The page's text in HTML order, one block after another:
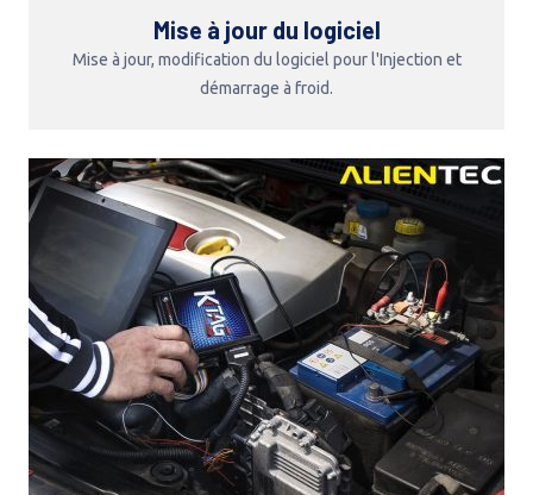
Mise à jour du logiciel
Mise à jour, modification du logiciel pour l'Injection et
démarrage à froid.